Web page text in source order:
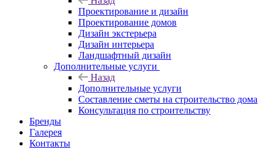
Проектирование и дизайн
Проектирование домов
Дизайн экстерьера
Дизайн интерьера
Ландшафтный дизайн
Дополнительные услуги
Назад
Дополнительные услуги
Составление сметы на строительство дома
Консультация по строительству
Бренды
Галерея
Контакты